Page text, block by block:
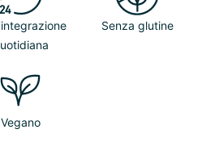
Senza glutine
Vegano